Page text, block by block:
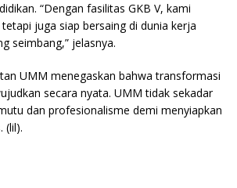
“Dengan fasilitas GKB V, kami
juga siap bersaing di dunia kerja
seimbang,” jelasnya.
UMM menegaskan bahwa transformasi
secara nyata. UMM tidak sekadar
dan profesionalisme demi menyiapkan
(lil).